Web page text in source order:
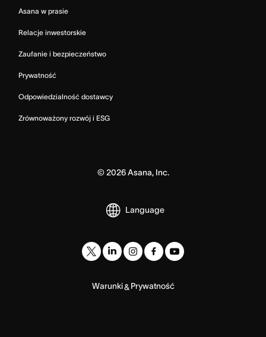
Asana w prasie
Relacje inwestorskie
Zaufanie i bezpieczeństwo
Prywatność
Odpowiedzialność dostawcy
Zrównoważony rozwój i ESG
© 2026Asana, Inc.
Language
Warunki& Prywatność